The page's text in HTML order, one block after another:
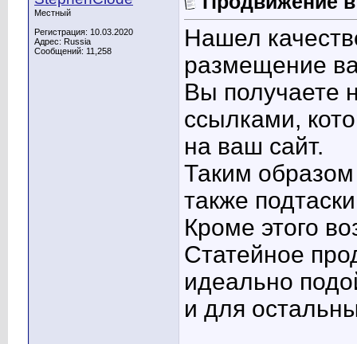
Местный
Регистрация: 10.03.2020
Адрес: Russia
Сообщений: 11,258
Нашел
размещение
Вы получаете
ссылками,
на ваш сайт.
Таким
также
Кроме этого
Статейное
идеально
и для